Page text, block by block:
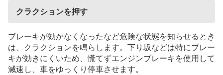
クラクションを押す
ブレーキが効かなくなったなど危険な状態を知らせるとき
は、クラクションを鳴らします。下り坂などは特にブレー
キが効きにくいため、慌てずエンジンブレーキを使用して
減速し、車をゆっくり停車させます。